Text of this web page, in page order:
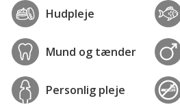
Hudpleje
Mund og tænder
Personlig pleje